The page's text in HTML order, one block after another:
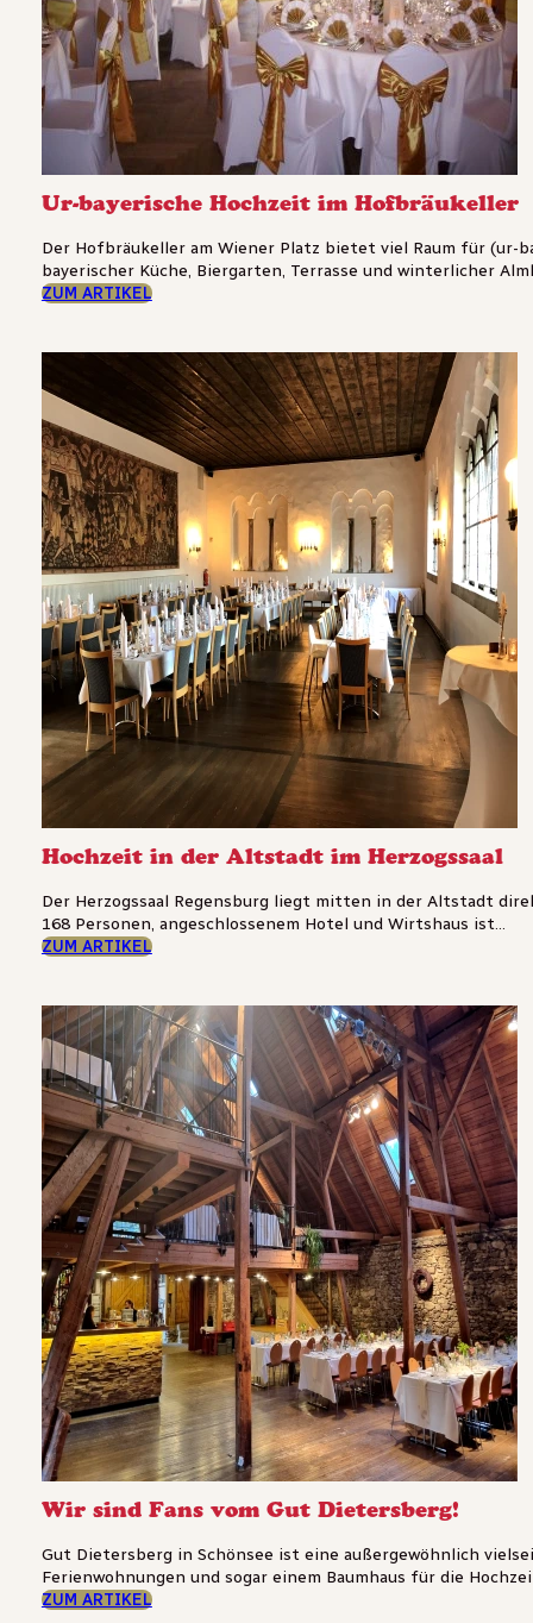
Ur-bayerische Hochzeit im Hofbräukeller
Der Hofbräukeller am Wiener Platz bietet viel Raum für (ur-
bayerischer Küche, Biergarten, Terrasse und winterlicher
ZUM ARTIKEL
Hochzeit in der Altstadt im Herzogssaal
Der Herzogssaal Regensburg liegt mitten in der Altstadt
168 Personen, angeschlossenem Hotel und Wirtshaus ist...
ZUM ARTIKEL
Wir sind Fans vom Gut Dietersberg!
Gut Dietersberg in Schönsee ist eine außergewöhnlich
Ferienwohnungen und sogar einem Baumhaus für die
ZUM ARTIKEL